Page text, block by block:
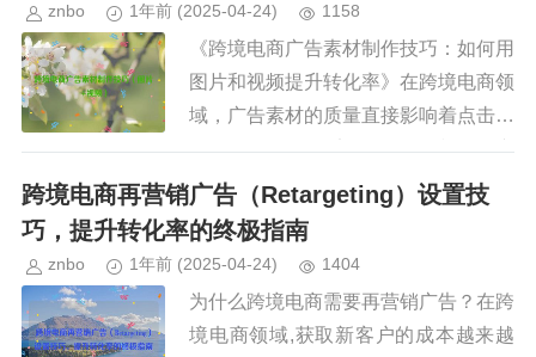
znbo 1年前 (2025-04-24) 1158
《跨境电商广告素材制作技巧：如何用
图片和视频提升转化率》在跨境电商领
域，广告素材的质量直接影响着点击率
（CTR）、转化率（CVR）和整体广
告效果，无论是Facebook、Instagra
m、Googl...
跨境电商再营销广告（Retargeting）设置技
巧，提升转化率的终极指南
znbo 1年前 (2025-04-24) 1404
为什么跨境电商需要再营销广告？在跨
境电商领域,获取新客户的成本越来越